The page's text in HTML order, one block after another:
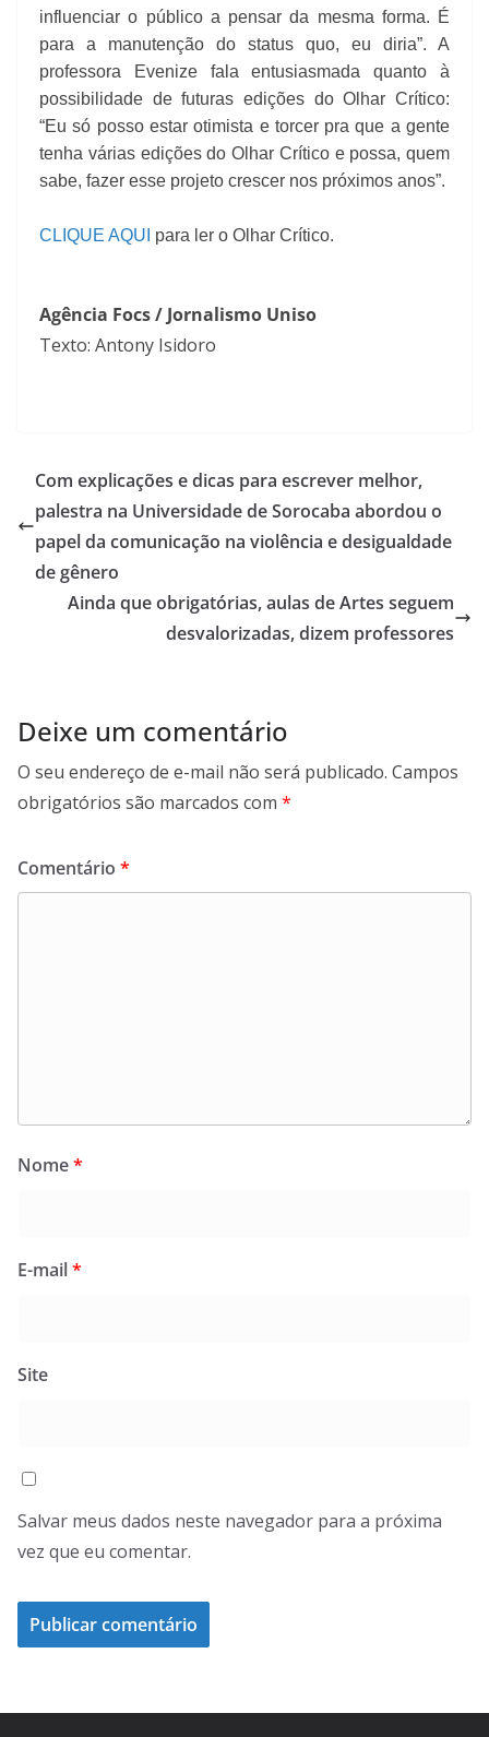
influenciar o público a pensar da mesma forma. É
para a manutenção do status quo, eu diria”. A
professora Evenize fala entusiasmada quanto à
possibilidade de futuras edições do Olhar Crítico:
“Eu só posso estar otimista e torcer pra que a gente
tenha várias edições do Olhar Crítico e possa, quem
sabe, fazer esse projeto crescer nos próximos anos”.
CLIQUE AQUI para ler o Olhar Crítico.
Agência Focs / Jornalismo Uniso
Texto: Antony Isidoro
Com explicações e dicas para escrever melhor,
palestra na Universidade de Sorocaba abordou o
papel da comunicação na violência e desigualdade
de gênero
Ainda que obrigatórias, aulas de Artes seguem
desvalorizadas, dizem professores
Deixe um comentário
O seu endereço de e-mail não será publicado. Campos
obrigatórios são marcados com *
Comentário *
Nome*
E-mail*
Site
Salvar meus dados neste navegador para a próxima
vez que eu comentar.